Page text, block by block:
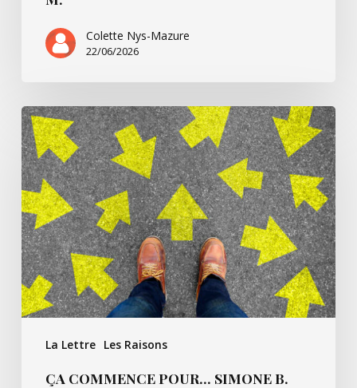
Colette Nys-Mazure
22/06/2026
La Lettre Les Raisons
Ça
commence
pour…
Simone
B.
ÇA COMMENCE POUR… SIMONE B.